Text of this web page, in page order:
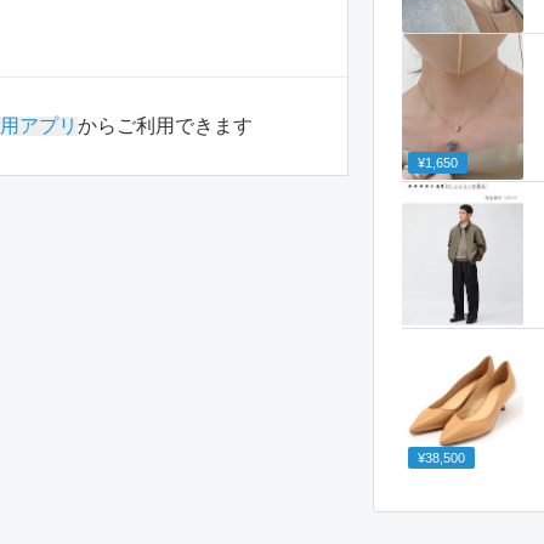
アプリ からご利用できます
¥1,650
¥38,500